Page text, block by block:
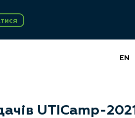
EN
UTICamp-2021